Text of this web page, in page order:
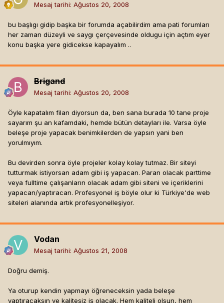
Mesaj tarihi: Ağustos 20, 2008
bu başlıgı gidip başka bir forumda açabilirdim ama pati forumları
her zaman düzeyli ve saygı çerçevesinde oldugu için açtım eyer
konu başka yere gidicekse kapayalım ..
Brigand
Mesaj tarihi: Ağustos 20, 2008
Öyle kapatalım filan diyorsun da, ben sana burada 10 tane proje
sayarım şu an kafamdaki, hemde bütün detayları ile. Varsa öyle
beleşe proje yapacak benimkilerden de yapsın yani ben
yorulmıyım.
Bu devirden sonra öyle projeler kolay kolay tutmaz. Bir siteyi
tutturmak istiyorsan adam gibi iş yapacan. Paran olacak parttime
veya fulltime çalışanların olacak adam gibi siteni ve içeriklerini
yapacan/yaptıracan. Profesyonel iş böyle olur ki Türkiye'de web
siteleri alanında artık profesyonelleşiyor.
Vodan
Mesaj tarihi: Ağustos 21, 2008
Doğru demiş.
Ya oturup kendin yapmayı öğreneceksin yada beleşe
yaptıracaksın ve kalitesiz iş olacak. Hem kaliteli olsun, hem